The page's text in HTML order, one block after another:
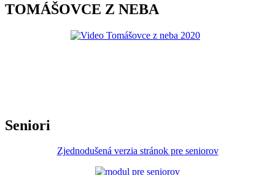
TOMÁŠOVCE Z NEBA
Seniori
Zjednodušená verzia stránok pre seniorov